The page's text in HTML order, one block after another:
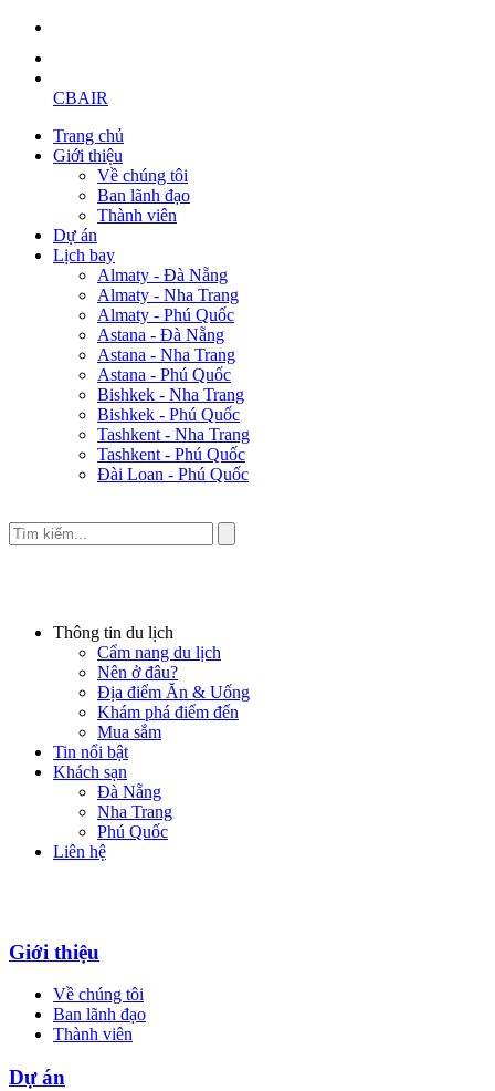
CBAIR
Trang chủ
Giới thiệu
Về chúng tôi
Ban lãnh đạo
Thành viên
Dự án
Lịch bay
Almaty - Đà Nẵng
Almaty - Nha Trang
Almaty - Phú Quốc
Astana - Đà Nẵng
Astana - Nha Trang
Astana - Phú Quốc
Bishkek - Nha Trang
Bishkek - Phú Quốc
Tashkent - Nha Trang
Tashkent - Phú Quốc
Đài Loan - Phú Quốc
Thông tin du lịch
Cẩm nang du lịch
Nên ở đâu?
Địa điểm Ăn & Uống
Khám phá điểm đến
Mua sắm
Tin nổi bật
Khách sạn
Đà Nẵng
Nha Trang
Phú Quốc
Liên hệ
Giới thiệu
Về chúng tôi
Ban lãnh đạo
Thành viên
Dự án